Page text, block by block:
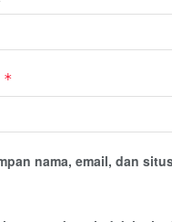
*
nama, email, dan